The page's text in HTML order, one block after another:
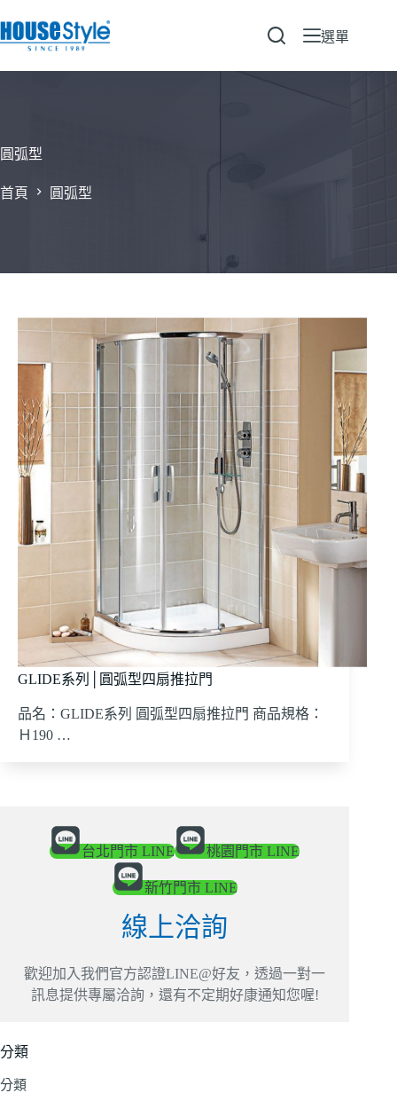
至
要
選單
圓弧型
首頁 圓弧型
GLIDE系列│圓弧型四扇推拉門
品名：GLIDE系列 圓弧型四扇推拉門 商品規格：
Ｈ190 …
台北門市 LINE 桃園門市 LINE
新竹門市 LINE
線上洽詢
歡迎加入我們官方認證LINE@好友，透過一對一
訊息提供專屬洽詢，還有不定期好康通知您喔!
分類
分類